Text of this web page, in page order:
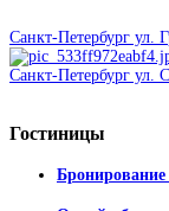
Санкт-Петербург ул.
Санкт-Петербург ул.
Гостиницы
Бронирование